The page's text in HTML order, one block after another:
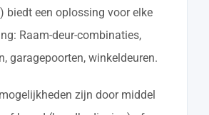
biedt een oplossing voor elke
Raam-deur-combinaties,
garagepoorten, winkeldeuren.
zijn door middel